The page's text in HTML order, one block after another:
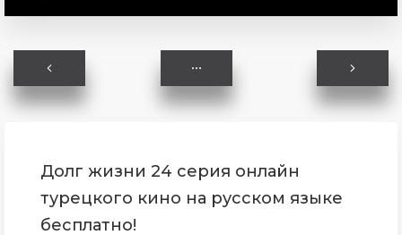
Долг жизни 24 серия онлайн
турецкого кино на русском языке
бесплатно!